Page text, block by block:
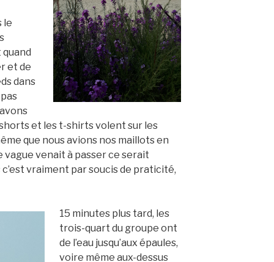
le
et de
dans
shorts et les t-shirts volent sur les
que nous avions nos maillots en
vague venait à passer ce serait
vraiment par soucis de praticité,
15 minutes plus tard, les
trois-quart du groupe ont
de l’eau jusqu’aux épaules,
voire même aux-dessus